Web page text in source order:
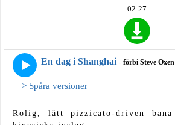
02:27
En dag i Shanghai - förbi Steve Oxen
> Spåra versioner
Rolig, lätt pizzicato-driven bana